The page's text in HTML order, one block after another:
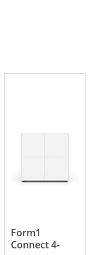
Form1
Connect 4-